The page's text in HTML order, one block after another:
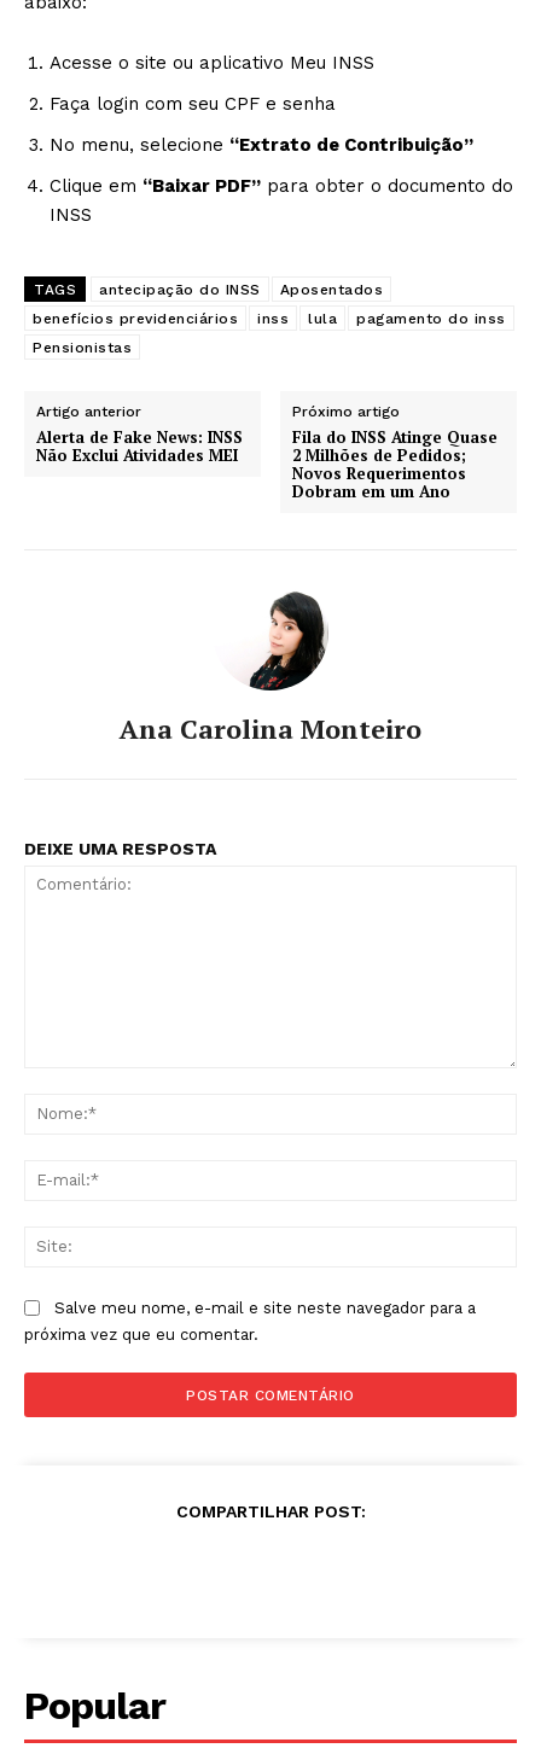
Acesse o site ou aplicativo Meu INSS
Faça login com seu CPF e senha
No menu, selecione “Extrato de Contribuição”
Clique em “Baixar PDF” para obter o documento do
INSS
TAGS antecipação do INSS
Aposentados
benefícios previdenciários
inss lula
pagamento do inss
Pensionistas
Artigo anterior
Alerta de Fake News: INSS
Não Exclui Atividades MEI
Próximo artigo
Fila do INSS Atinge Quase
2 Milhões de Pedidos;
Novos Requerimentos
Dobram em um Ano
Ana Carolina Monteiro
DEIXE UMA RESPOSTA
Salve meu nome, e-mail e site neste navegador para a
próxima vez que eu comentar.
COMPARTILHAR POST:
Popular